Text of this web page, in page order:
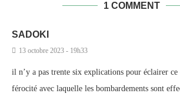
1 COMMENT
SADOKI
13 octobre 2023 - 19h33
il n’y a pas trente six explications pour éclairer
férocité avec laquelle les bombardements sont